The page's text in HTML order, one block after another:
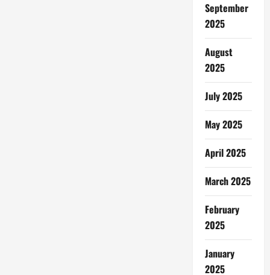
September
2025
August
2025
July 2025
May 2025
April 2025
March 2025
February
2025
January
2025